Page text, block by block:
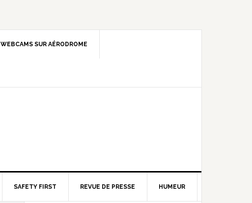
WEBCAMS SUR AÉRODROME
SAFETY FIRST REVUE DE PRESSE HUMEUR